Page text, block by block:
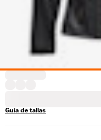
Guía de tallas